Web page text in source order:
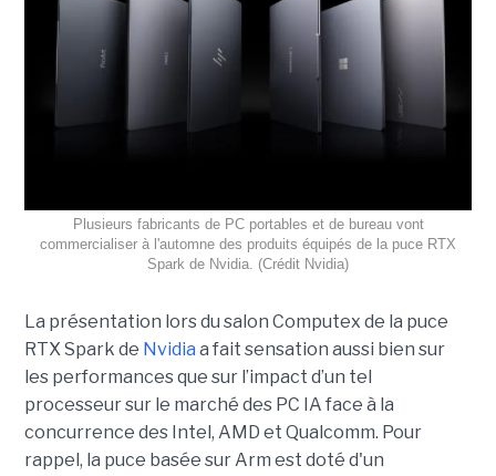
Plusieurs fabricants de PC portables et de bureau vont
commercialiser à l'automne des produits équipés de la puce RTX
Spark de Nvidia. (Crédit Nvidia)
La présentation lors du salon Computex de la puce
RTX Spark de Nvidia a fait sensation aussi bien sur
les performances que sur l’impact d’un tel
processeur sur le marché des PC IA face à la
concurrence des Intel, AMD et Qualcomm. Pour
rappel, la puce basée sur Arm est doté d'un